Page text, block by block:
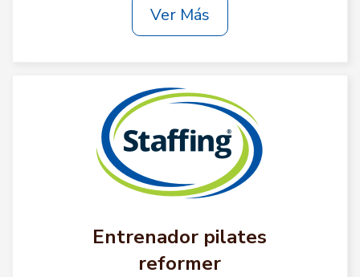
Ver Más
Entrenador pilates
reformer